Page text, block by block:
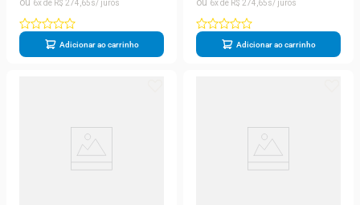
6 R$ 274 65
Adicionar ao carrinho
6 R$ 274 65
Adicionar ao carrinho